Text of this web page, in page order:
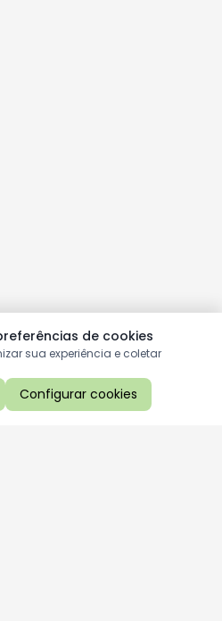
de cookies
sua experiência e coletar
Configurar cookies